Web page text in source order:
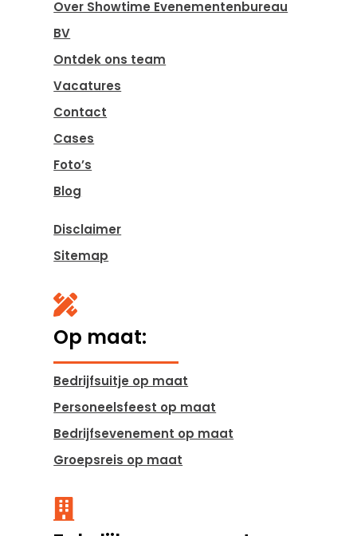
Over Showtime Evenementenbureau
BV
Ontdek ons team
Vacatures
Contact
Cases
Foto’s
Blog
Disclaimer
Sitemap

Op maat:
Bedrijfsuitje op maat
Personeelsfeest op maat
Bedrijfsevenement op maat
Groepsreis op maat
